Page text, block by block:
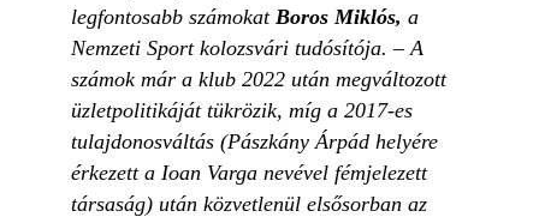
legfontosabb számokatBoros Miklós, a
Nemzeti Sport kolozsvári tudósítója. – A
számok már a klub 2022 után megváltozott
üzletpolitikáját tükrözik, míg a 2017-es
tulajdonosváltás (Pászkány Árpád helyére
érkezett a Ioan Varga nevével fémjelezett
társaság) után közvetlenül elsősorban az